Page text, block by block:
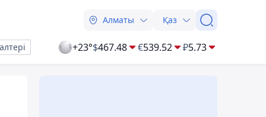
Алматы Қаз
+23°$467.48 €539.52 ₽5.73